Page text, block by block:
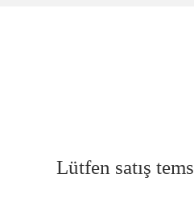
Lütfen satış